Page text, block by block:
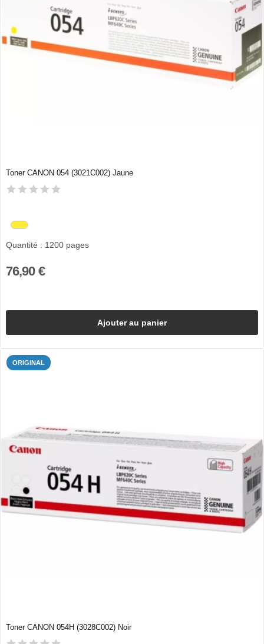
Toner CANON 054 (3021C002) Jaune
Quantité : 1200 pages
76,90 €
Ajouter au panier
ORIGINAL
Toner CANON 054H (3028C002) Noir